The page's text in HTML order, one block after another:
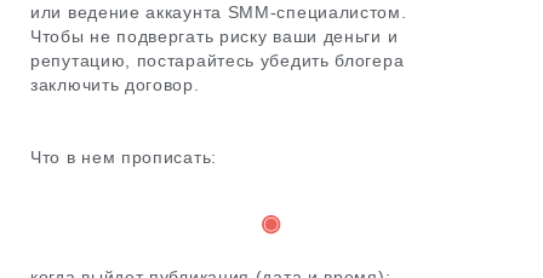
или ведение аккаунта SMM-специалистом.
Чтобы не подвергать риску ваши деньги и
репутацию, постарайтесь убедить блогера
заключить договор.
Что в нем прописать:
◉